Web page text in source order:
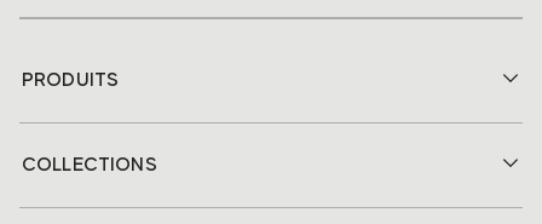
PRODUITS
COLLECTIONS